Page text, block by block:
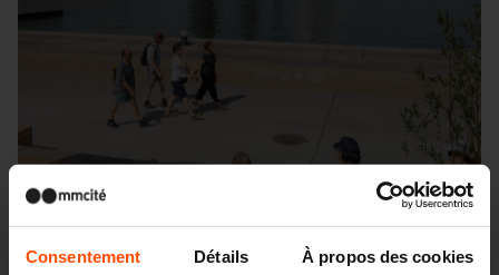
Consentement Détails À propos des cookies